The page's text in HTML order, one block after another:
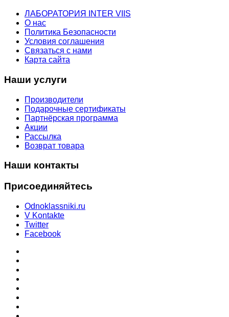
ЛАБОРАТОРИЯ INTER VIIS
О нас
Политика Безопасности
Условия соглашения
Связаться с нами
Карта сайта
Наши услуги
Производители
Подарочные сертификаты
Партнёрская программа
Акции
Рассылка
Возврат товара
Наши контакты
Присоединяйтесь
Odnoklassniki.ru
V Kontakte
Twitter
Facebook